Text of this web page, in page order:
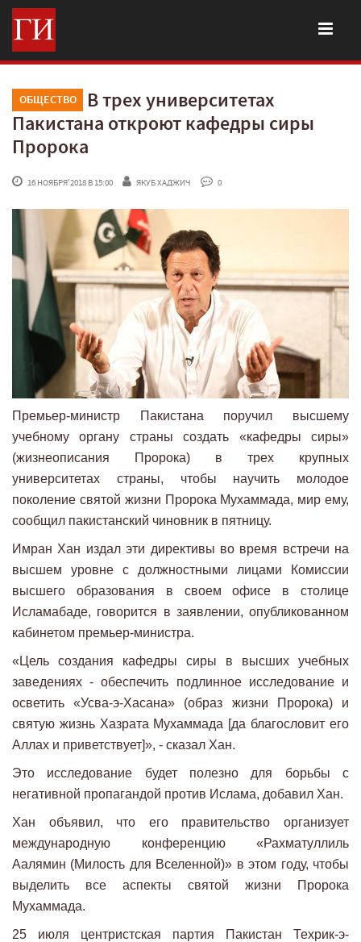
ОБЩЕСТВО
В трех университетах
Пакистана откроют кафедры сиры
Пророка
16 НОЯБРЯ'2018 В 15:00 ЯКУБ ХАДЖИЧ 0
Премьер-министр Пакистана поручил высшему
учебному органу страны создать «кафедры сиры»
(жизнеописания Пророка) в трех крупных
университетах страны, чтобы научить молодое
поколение святой жизни Пророка Мухаммада, мир ему,
сообщил пакистанский чиновник в пятницу.
Имран Хан издал эти директивы во время встречи на
высшем уровне с должностными лицами Комиссии
высшего образования в своем офисе в столице
Исламабаде, говорится в заявлении, опубликованном
кабинетом премьер-министра.
«Цель создания кафедры сиры в высших учебных
заведениях - обеспечить подлинное исследование и
осветить «Усва-э-Хасана» (образ жизни Пророка) и
святую жизнь Хазрата Мухаммада [да благословит его
Аллах и приветствует]», - сказал Хан.
Это исследование будет полезно для борьбы с
негативной пропагандой против Ислама, добавил Хан.
Хан объявил, что его правительство организует
международную конференцию «Рахматуллиль
Аалямин (Милость для Вселенной)» в этом году, чтобы
выделить все аспекты святой жизни Пророка
Мухаммада.
25 июля центристская партия Пакистан Техрик-э-